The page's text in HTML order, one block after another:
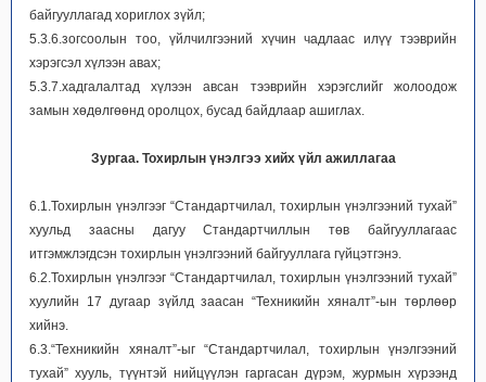
байгууллагад хориглох зүйл;
5.3.6.зогсоолын тоо, үйлчилгээний хүчин чадлаас илүү тээврийн
хэрэгсэл хүлээн авах;
5.3.7.хадгалалтад хүлээн авсан тээврийн хэрэгслийг жолоодож
замын хөдөлгөөнд оролцох, бусад байдлаар ашиглах.
Зургаа. Тохирлын үнэлгээ хийх үйл ажиллагаа
6.1.Тохирлын үнэлгээг “Стандартчилал, тохирлын үнэлгээний тухай”
хуульд заасны дагуу Стандартчиллын төв байгууллагаас
итгэмжлэгдсэн тохирлын үнэлгээний байгууллага гүйцэтгэнэ.
6.2.Тохирлын үнэлгээг “Стандартчилал, тохирлын үнэлгээний тухай”
хуулийн 17 дугаар зүйлд заасан “Техникийн хяналт”-ын төрлөөр
хийнэ.
6.3.“Техникийн хяналт”-ыг “Стандартчилал, тохирлын үнэлгээний
тухай” хууль, түүнтэй нийцүүлэн гаргасан дүрэм, журмын хүрээнд